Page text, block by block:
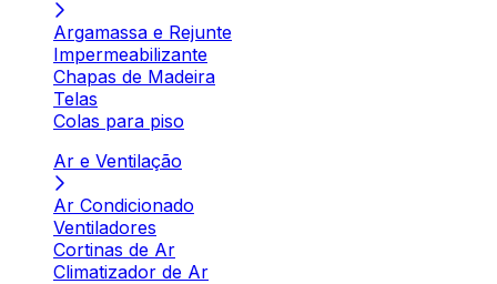
Argamassa e Rejunte
Impermeabilizante
Chapas de Madeira
Telas
Colas para piso
Ar e Ventilação
Ar Condicionado
Ventiladores
Cortinas de Ar
Climatizador de Ar